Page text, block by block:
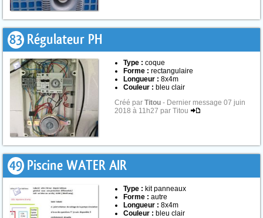
83 Régulateur PH
Type : coque
Forme : rectangulaire
Longueur : 8x4m
Couleur : bleu clair
Créé par Titou - Dernier message 07 juin
2018 à 11h27 par Titou
49 Piscine WATER AIR
Type : kit panneaux
Forme : autre
Longueur : 8x4m
Couleur : bleu clair